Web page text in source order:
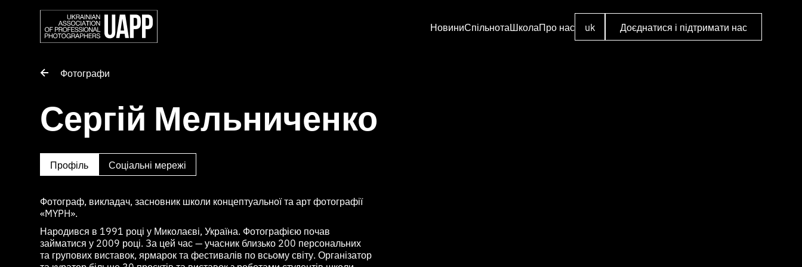
НовиниСпільнотаШколаПро нас uk Доєднатися і підтримати нас
Фотографи
Сергій Мельниченко
Профіль Соціальні мережі
Фотограф, викладач, засновник школи концептуальної та арт фотографії
«MYPH».
Народився в 1991 році у Миколаєві, Україна. Фотографією почав
займатися у 2009 році. За цей час — учасник близько 200 персональних
та групових виставок, ярмарок та фестивалів по всьому світу. Організатор